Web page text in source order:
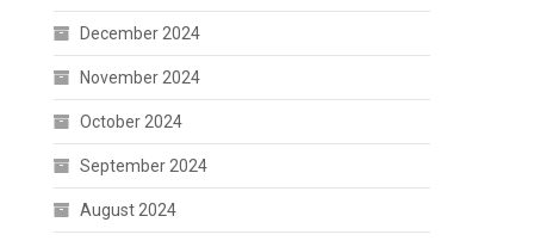
December 2024
November 2024
October 2024
September 2024
August 2024